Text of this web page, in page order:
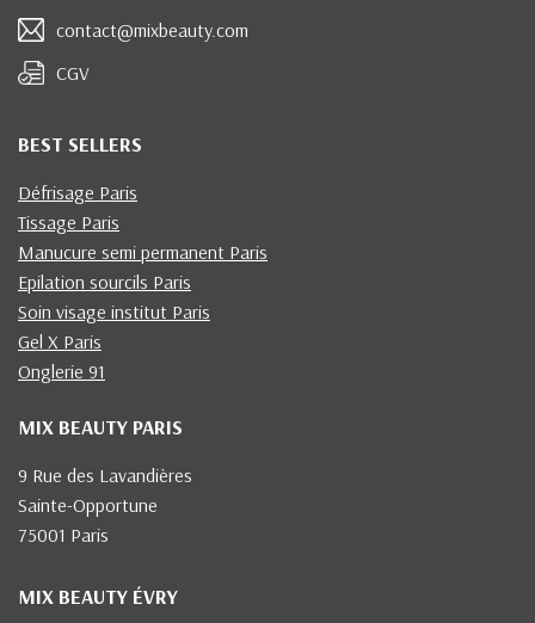
contact@mixbeauty.com
CGV
BEST SELLERS
Défrisage Paris
Tissage Paris
Manucure semi permanent Paris
Epilation sourcils Paris
Soin visage institut Paris
Gel X Paris
Onglerie 91
MIX BEAUTY PARIS
9 Rue des Lavandières
Sainte-Opportune
75001 Paris
MIX BEAUTY ÉVRY